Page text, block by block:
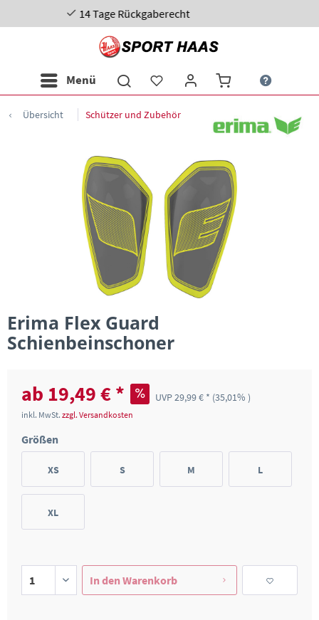
Rückgaberecht
Menü
Übersicht Schützer und Zubehör
Erima Flex Guard
Schienbeinschoner
ab 19,49 € * UVP 29,99 € * (35,01% )
inkl. MwSt. zzgl. Versandkosten
Größen
XS S M L
XL
In den Warenkorb